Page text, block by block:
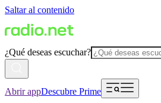
Saltar al contenido
¿Qué deseas escuchar?
Abrir appDescubre Prime